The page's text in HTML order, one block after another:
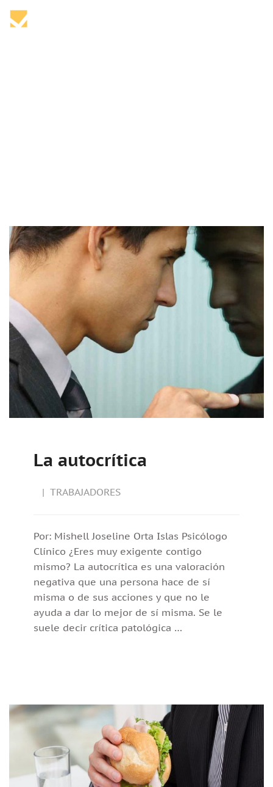
La autocrítica
TRABAJADORES
Por: Mishell Joseline Orta Islas Psicólogo
Clínico ¿Eres muy exigente contigo
mismo? La autocrítica es una valoración
negativa que una persona hace de sí
misma o de sus acciones y que no le
ayuda a dar lo mejor de sí misma. Se le
suele decir crítica patológica …